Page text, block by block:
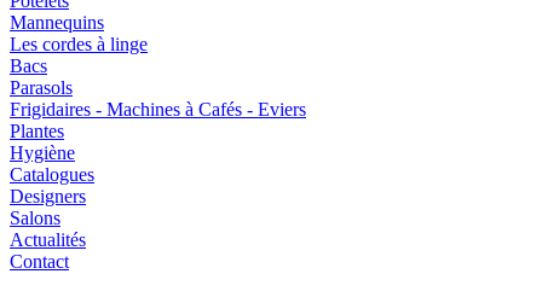
Mannequins
Les cordes à linge
Bacs
Parasols
Frigidaires - Machines à Cafés - Eviers
Plantes
Hygiène
Catalogues
Designers
Salons
Actualités
Contact